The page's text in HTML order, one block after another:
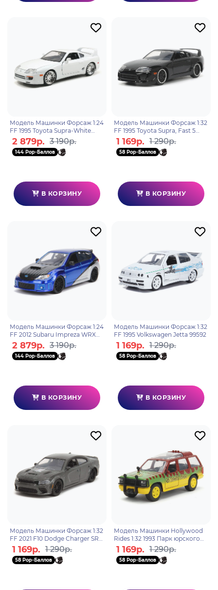
Модель Машинки Форсаж 1:24
FF 1995 Toyota Supra-White
97375
2 879р. 3 190р.
144 Pop-Баллов
В КОРЗИНУ
Модель Машинки Форсаж 1:32
FF 1995 Toyota Supra, Fast 5
33381
1 169р. 1 290р.
58 Pop-Баллов
В КОРЗИНУ
Модель Машинки Форсаж 1:24
FF 2012 Subaru Impreza WRX
STI 99514
2 879р. 3 190р.
144 Pop-Баллов
В КОРЗИНУ
Модель Машинки Форсаж 1:32
FF 1995 Volkswagen Jetta 99592
1 169р. 1 290р.
58 Pop-Баллов
В КОРЗИНУ
Модель Машинки Форсаж 1:32
FF 2021 F10 Dodge Charger SRT
Hellcat 34473
1 169р. 1 290р.
58 Pop-Баллов
Модель Машинки Hollywood
Rides 1:32 1993 Парк юрского
периода Ford Explorer (Jurassic
Park) 31956
1 169р. 1 290р.
58 Pop-Баллов